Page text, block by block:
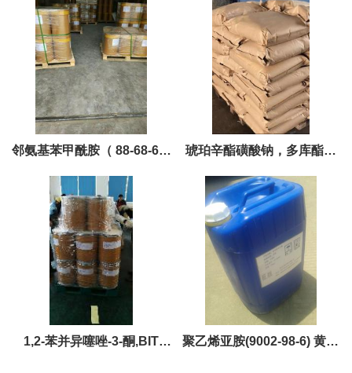
势供应
邻氨基苯甲酰胺（ 88-68-6）
黄金产品现货，优势供应
琥珀辛酯磺酸钠，多库酯钠
（577-11-7 ）黄金产品现货
优势供应
1,2-苯并异噻唑-3-酮,BIT 聚乙烯亚胺(9002-98-6) 黄金